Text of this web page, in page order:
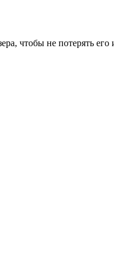
чтобы не потерять